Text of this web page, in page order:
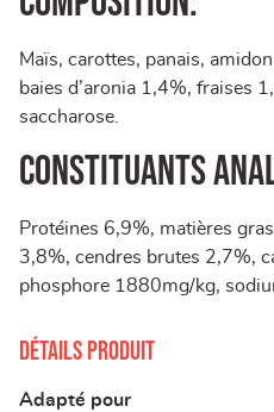
Maïs, carottes, panais,
baies d’aronia 1,4%, fraises
saccharose.
Constituants
Protéines 6,9%, matières
3,8%, cendres brutes 2,7%,
phosphore 1880mg/kg,
Détails produit
Adapté pour